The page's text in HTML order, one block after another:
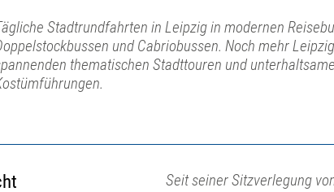
Stadtrundfahrten in Leipzig in modernen
und Cabriobussen. Noch mehr
thematischen Stadttouren und
Seit seiner Sitzverlegung